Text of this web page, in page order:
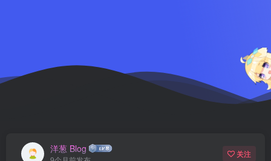
洋葱 Blog 关注